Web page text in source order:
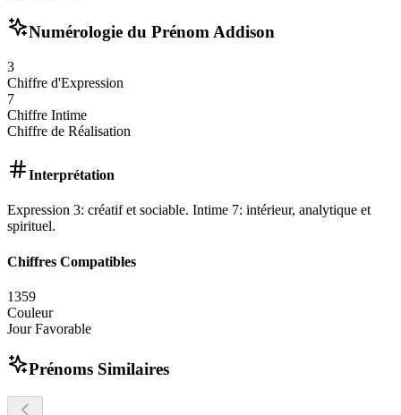
Numérologie du Prénom Addison
3
Chiffre d'Expression
7
Chiffre Intime
Chiffre de Réalisation
Interprétation
Expression 3: créatif et sociable. Intime 7: intérieur, analytique et
spirituel.
Chiffres Compatibles
1359
Couleur
Jour Favorable
Prénoms Similaires